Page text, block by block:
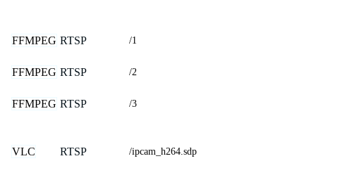
FFMPEG RTSP /1
FFMPEG RTSP /2
FFMPEG RTSP /3
VLC RTSP /ipcam_h264.sdp